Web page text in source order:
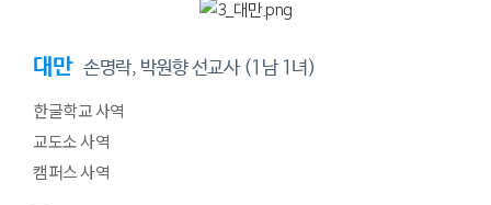
대만 손명락, 박원향 선교사 (1남 1녀)
한글학교 사역
교도소 사역
캠퍼스 사역